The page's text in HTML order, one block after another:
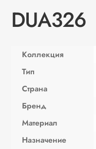
DUA326
Коллекция
Тип
Страна
Бренд
Материал
Назначение